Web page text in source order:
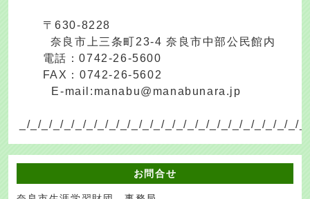
〒630-8228
奈良市上三条町23-4 奈良市中部公民館内
電話：0742-26-5600
FAX：0742-26-5602
E-mail:manabu@manabunara.jp
_/_/_/_/_/_/_/_/_/_/_/_/_/_/_/_/_/_/_/_/_/_/_/_/_/
お問合せ